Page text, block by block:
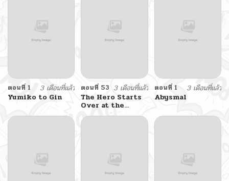
ตอนที่ 1
3 เดือนที่แล้ว
Yumiko to Gin
ตอนที่ 53 3 เดือนที่แล้ว
The Hero Starts
Over at the
Academy
ตอนที่ 1
3 เดือนที่แล้ว
Abysmal